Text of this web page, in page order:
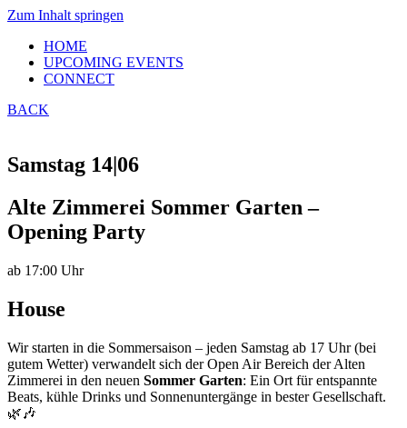
Zum Inhalt springen
HOME
UPCOMING EVENTS
CONNECT
BACK
Samstag 14|06
Alte Zimmerei Sommer Garten –
Opening Party
ab 17:00 Uhr
House
Wir starten in die Sommersaison – jeden Samstag ab 17 Uhr (bei
gutem Wetter) verwandelt sich der Open Air Bereich der Alten
Zimmerei in den neuen Sommer Garten: Ein Ort für entspannte
Beats, kühle Drinks und Sonnenuntergänge in bester Gesellschaft.
🌿🎶